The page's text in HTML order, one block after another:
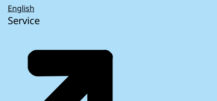
English
Service